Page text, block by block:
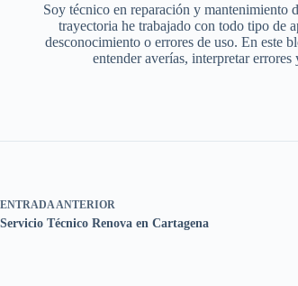
Soy técnico en reparación y mantenimiento
trayectoria he trabajado con todo tipo de
desconocimiento o errores de uso. En este
entender averías, interpretar
ENTRADA ANTERIOR
Servicio Técnico Renova en Cartagena